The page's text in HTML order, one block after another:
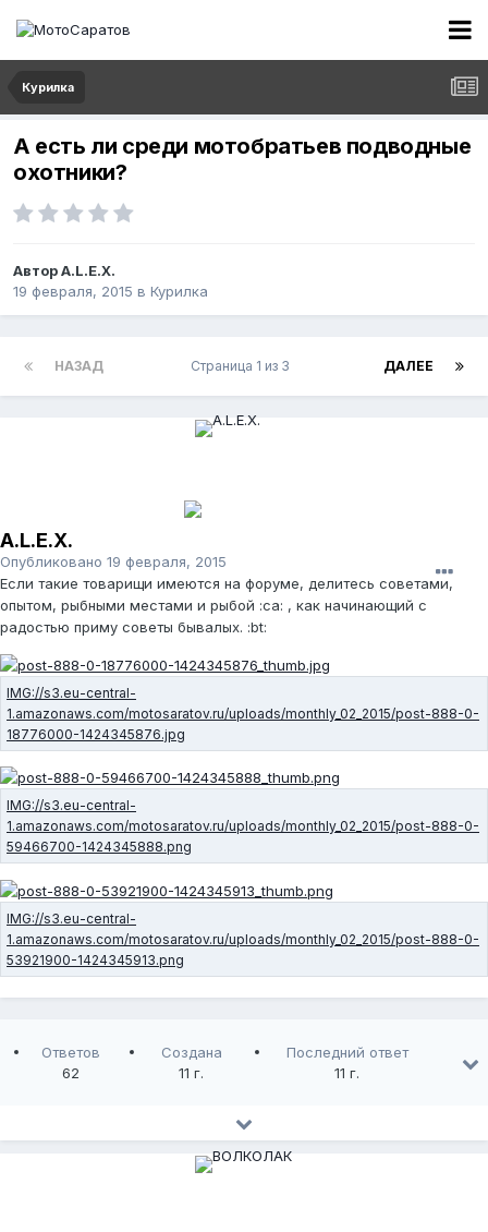
Курилка
А есть ли среди мотобратьев подводные
охотники?
АвторA.L.E.X.
19 февраля, 2015 в Курилка
НАЗАД ДАЛЕЕ
Страница 1 из 3
A.L.E.X.
Опубликовано 19 февраля, 2015
Если такие товарищи имеются на форуме, делитесь советами,
опытом, рыбными местами и рыбой :ca: , как начинающий с
радостью приму советы бывалых. :bt:
Ответов
62
Создана
11 г.
Последний ответ
11 г.